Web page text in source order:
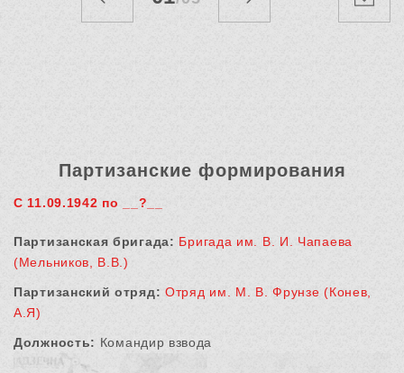
Партизанские формирования
С 11.09.1942 по __?__
Партизанская бригада: Бригада им. В. И. Чапаева
(Мельников, В.В.)
Партизанский отряд: Отряд им. М. В. Фрунзе (Конев,
А.Я)
Должность: Командир взвода